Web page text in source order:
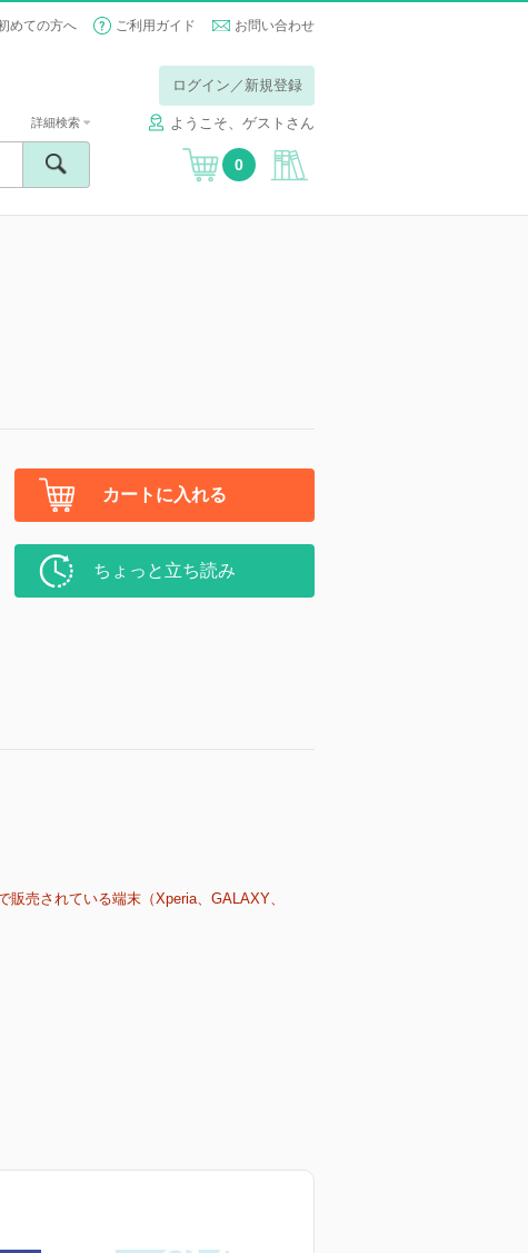
めての方へ ご利用ガイド お問い合わせ
ログイン／新規登録
ようこそ、ゲストさん
詳細検索
0
カートに入れる
ちょっと立ち読み
売されている端末（Xperia、GALAXY、